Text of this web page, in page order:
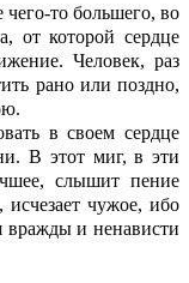
чего-то большего, во
от которой сердце
Человек, раз
рано или поздно,
в своем сердце
В этот миг, в эти
слышит пение
исчезает чужое, ибо
и ненависти